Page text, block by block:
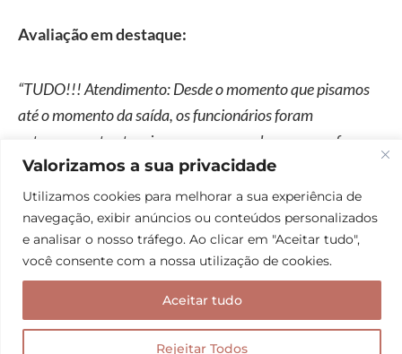
Valorizamos a sua privacidade
Utilizamos cookies para melhorar a sua experiência de
navegação, exibir anúncios ou conteúdos personalizados
e analisar o nosso tráfego. Ao clicar em "Aceitar tudo",
você consente com a nossa utilização de cookies.
Rejeitar Todos
Aceitar tudo
Avaliação em destaque:
“TUDO!!! Atendimento: Desde o momento que pisamos
até o momento da saída, os funcionários foram
extremamente atenciosos e preocupados em nos oferecer
todo conforto possível. Estrutura: Oferece wifi de
qualidade, as acomodações são excelentes e as
comodidades para a praia são ótimas… Também fazem
excelentes recomendações de passeios. Restaurante:
Qualidade e variedade impecáveis. NOTA 1000…”
Danilo em 06 de dezembro de 2023